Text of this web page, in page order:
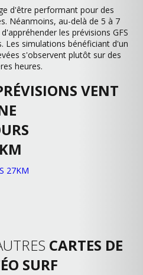
d'être performant pour des
Néanmoins, au-delà de 5 à 7
les prévisions GFS
Les simulations bénéficiant d'un
s'observent plutôt sur des
heures.
VENT
27KM
CARTES DE
SURF